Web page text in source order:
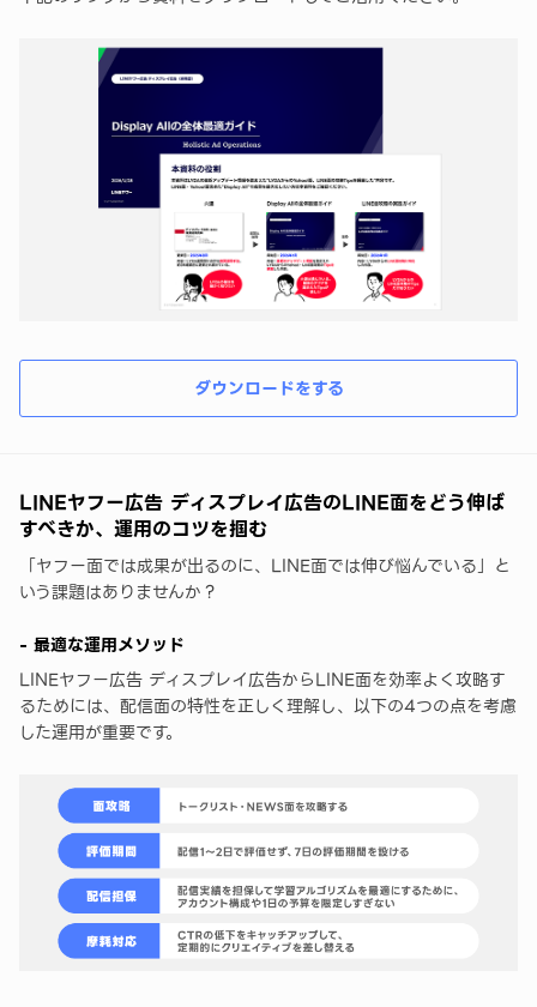
ダウンロードをする
LINEヤフー広告 ディスプレイ広告のLINE面をどう伸ば
すべきか、運用のコツを掴む
「ヤフー面では成果が出るのに、LINE面では伸び悩んでいる」と
いう課題はありませんか？
- 最適な運用メソッド
LINEヤフー広告 ディスプレイ広告からLINE面を効率よく攻略す
るためには、配信面の特性を正しく理解し、以下の4つの点を考慮
した運用が重要です。